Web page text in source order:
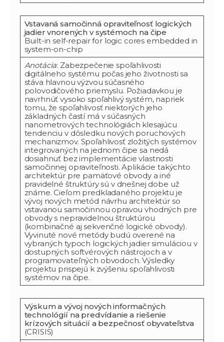
Vstavaná samočinná opraviteľnosť logických
jadier vnorených v systémoch na čipe
Built-in self-repair for logic cores embedded in
system-on-chip
Anotácia: Zabezpečenie spoľahlivosti
digitálneho systému počas jeho životnosti sa
stáva hlavnou výzvou súčasného
polovodičového priemyslu. Požiadavkou je
navrhnúť vysoko spoľahlivý systém, napriek
tomu, že spoľahlivosť niektorých jeho
základných častí má v súčasných
nanometrových technológiách klesajúcu
tendenciu v dôsledku nových poruchových
mechanizmov. Spoľahlivosť zložitých systémov
integrovaných na jednom čipe sa nedá
dosiahnuť bez implementácie vlastnosti
samočinnej opraviteľnosti. Aplikácie takýchto
architektúr pre pamäťové obvody a iné
pravidelné štruktúry sú v dnešnej dobe už
známe. Cieľom predkladaného projektu je
vývoj nových metód návrhu architektúr so
vstavanou samočinnou opravou vhodných pre
obvody s nepravidelnou štruktúrou
(kombinačné aj sekvenčné logické obvody).
Vyvinuté nové metódy budú overené na
vybraných typoch logických jadier simuláciou v
dostupných softvérových nástrojoch a v
programovateľných obvodoch. Výsledky
projektu prispejú k zvýšeniu spoľahlivosti
systémov na čipe.
Výskum a vývoj nových informačných
technológií na predvídanie a riešenie
krízových situácií a bezpečnosť obyvateľstva
(CRISIS)